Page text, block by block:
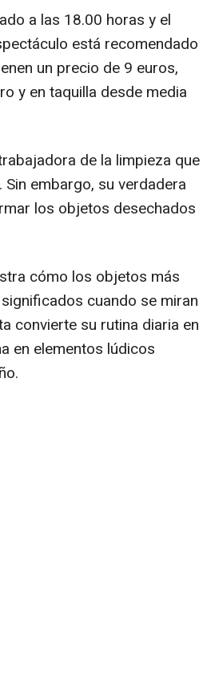
a las 18.00 horas y el
está recomendado
un precio de 9 euros,
y en taquilla desde media
de la limpieza que
embargo, su verdadera
los objetos desechados
cómo los objetos más
cuando se miran
convierte su rutina diaria en
en elementos lúdicos